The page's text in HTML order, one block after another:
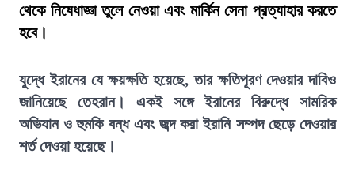
থেকে নিষেধাজ্ঞা তুলে নেওয়া এবং মার্কিন সেনা প্রত্যাহার করতে
হবে।
যুদ্ধে ইরানের যে ক্ষয়ক্ষতি হয়েছে, তার ক্ষতিপূরণ দেওয়ার দাবিও
জানিয়েছে তেহরান। একই সঙ্গে ইরানের বিরুদ্ধে সামরিক
অভিযান ও হুমকি বন্ধ এবং জব্দ করা ইরানি সম্পদ ছেড়ে দেওয়ার
শর্ত দেওয়া হয়েছে।